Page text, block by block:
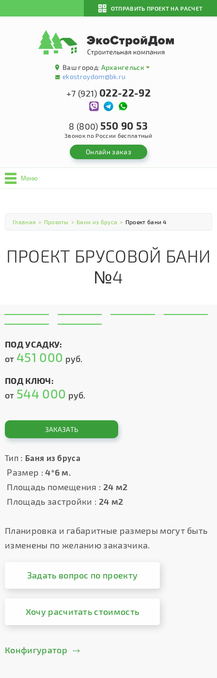
ОТПРАВИТЬ ПРОЕКТ НА РАСЧЕТ
Ваш город: Архангельск
ekostroydom@bk.ru
+7 (921) 022-22-92
8 (800) 550 90 53
Звонок по России бесплатный
Онлайн заказ
Меню
Главная > Проекты > Бани из бруса > Проект бани 4
ПРОЕКТ БРУСОВОЙ БАНИ
№4
ПОД УСАДКУ:
от 451 000 руб.
ПОД КЛЮЧ:
от 544 000 руб.
ЗАКАЗАТЬ
Тип : Баня из бруса
Размер : 4*6 м.
Площадь помещения : 24 м2
Площадь застройки : 24 м2
Планировка и габаритные размеры могут быть
изменены по желанию заказчика.
Задать вопрос по проекту
Хочу расчитать стоимость
Конфигуратор